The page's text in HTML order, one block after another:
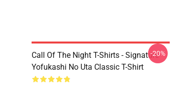
Call Of The Night T-Shirts - Signature
Yofukashi No Uta Classic T-Shirt
-20%